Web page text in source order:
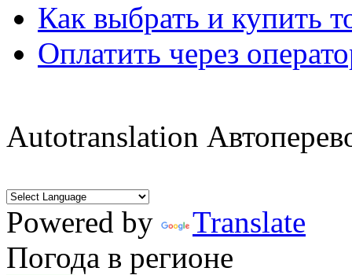
Как выбрать и купить
Оплатить через
Autotranslation
Powered by
Translate
Погода в регионе